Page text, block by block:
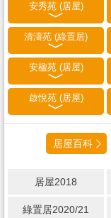
安秀苑 (居屋)
清濤苑 (綠置居)
安楹苑 (居屋)
啟悅苑 (居屋)
居屋百科
居屋2018
綠置居2020/21